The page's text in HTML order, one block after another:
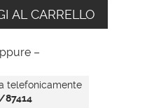
quantità
AL CARRELLO
–
telefonicamente
87414